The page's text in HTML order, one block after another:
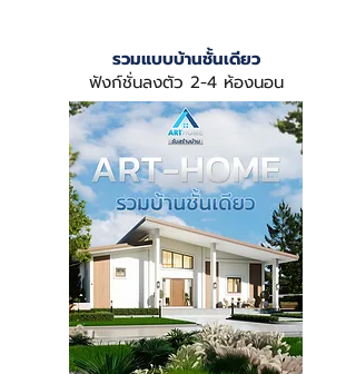
รวมแบบบ้านชั้นเดียว
ฟังก์ชั่นลงตัว 2-4 ห้องนอน